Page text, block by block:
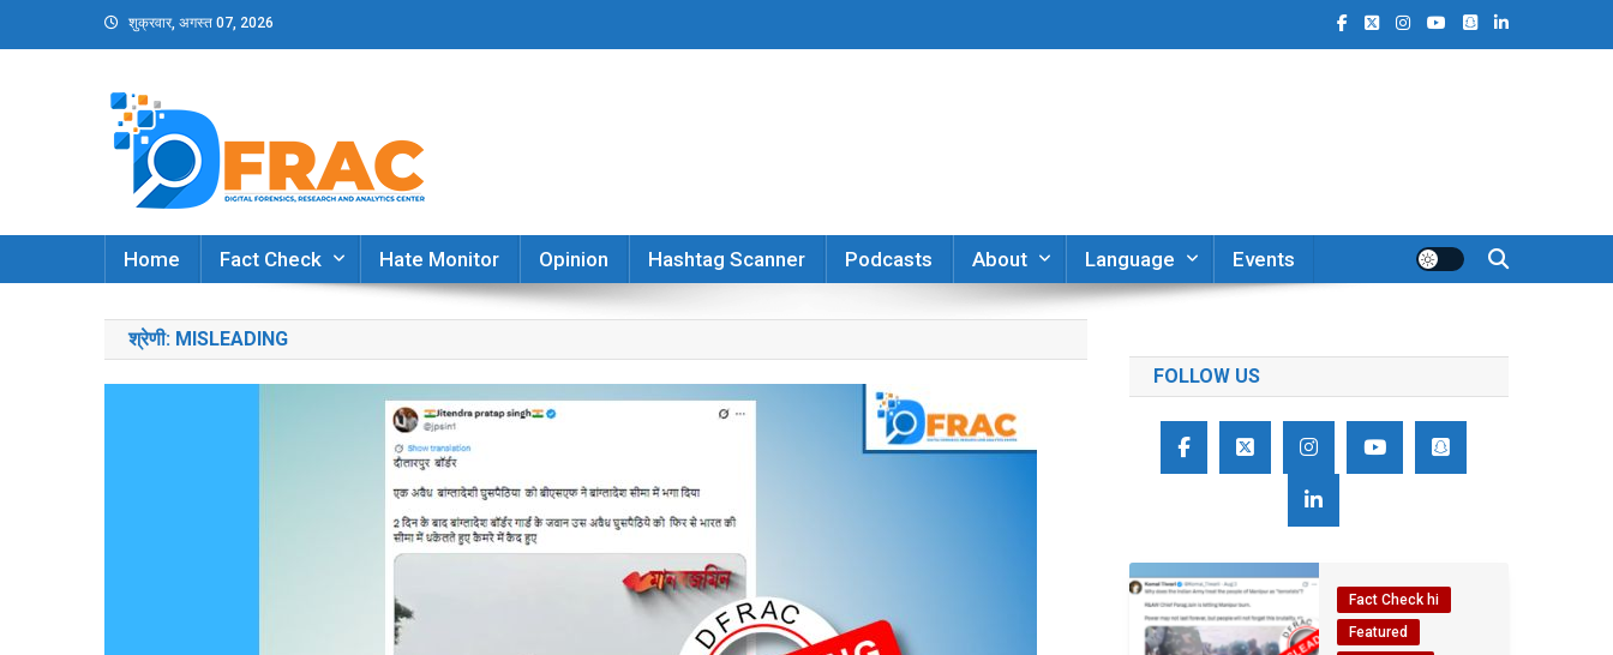
to
शुक्रवार, अगस्त 07, 2026
DFRAC_ORG
Digital Forensics, Research and Analytics Center
Home
Fact Check Hate Monitor Opinion Hashtag Scanner Podcasts About Language Events
श्रेणी: MISLEADING
FOLLOW US
Fact Check hi
Featured